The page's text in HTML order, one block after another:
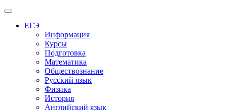
Меню
ЕГЭ
Информация
Курсы
Подготовка
Математика
Обществознание
Русский язык
Физика
История
Английский язык